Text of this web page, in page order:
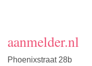
aanmelder.nl
Phoenixstraat 28b